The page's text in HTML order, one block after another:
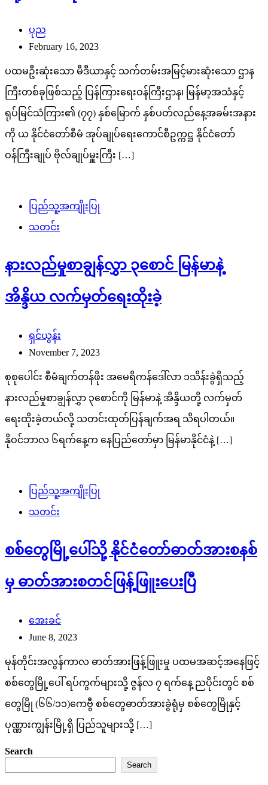
ပုည
February 16, 2023
ပထမဦးဆုံးသော မီဒီယာနှင့် သက်တမ်းအမြင့်မားဆုံးသော ဌာန
ကြီးတစ်ခုဖြစ်သည့် ပြန်ကြားရေးဝန်ကြီးဌာန၊ မြန်မာ့အသံနှင့်
ရုပ်မြင်သံကြား၏ (၇၇) နှစ်မြောက် နှစ်ပတ်လည်နေ့အခမ်းအနား
ကို ယ နိုင်ငံတော်စီမံ အုပ်ချုပ်ရေးကောင်စီဥက္ကဋ္ဌ နိုင်ငံတော်
ဝန်ကြီးချုပ် ဗိုလ်ချုပ်မှူးကြီး […]
ပြည်သူ့အကျိုးပြု
သတင်း
နားလည်မှုစာချွန်လွှာ ၃စောင် မြန်မာနဲ့
အိန္ဒိယ လက်မှတ်ရေးထိုးခဲ့
ရှင်ယွန်း
November 7, 2023
စုစုပေါင်း စီမံချက်တန်ဖိုး အမေရိကန်ဒေါ်လာ ၁သိန်းခွဲရှိသည့်
နားလည်မှုစာချွန်လွှာ ၃စောင်ကို မြန်မာနဲ့ အိန္ဒိယတို့ လက်မှတ်
ရေးထိုးခဲ့တယ်လို့ သတင်းထုတ်ပြန်ချက်အရ သိရပါတယ်။
နိုဝင်ဘာလ ၆ရက်နေ့က နေပြည်တော်မှာ မြန်မာနိုင်ငံနဲ့ […]
ပြည်သူ့အကျိုးပြု
သတင်း
စစ်တွေမြို့ပေါ်သို့ နိုင်ငံတော်ဓာတ်အားစနစ်
မှ ဓာတ်အားစတင်ဖြန့်ဖြူးပေးပြီ
အေးခင်
June 8, 2023
မုန်တိုင်းအလွန်ကာလ ဓာတ်အားဖြန့်ဖြူးမှု ပထမအဆင့်အနေဖြင့်
စစ်တွေမြို့ပေါ် ရပ်ကွက်များသို့ ဇွန်လ ၇ ရက်နေ့ ညပိုင်းတွင် စစ်
တွေမြို (၆၆/၁၁)ကေဗွီ စစ်တွေဓာတ်အားခွဲရုံမှ စစ်တွေမြိုနှင့်
ပုဏ္ဏားကျွန်းမြို့ရှိ ပြည်သူများသို့ […]
Search
Search